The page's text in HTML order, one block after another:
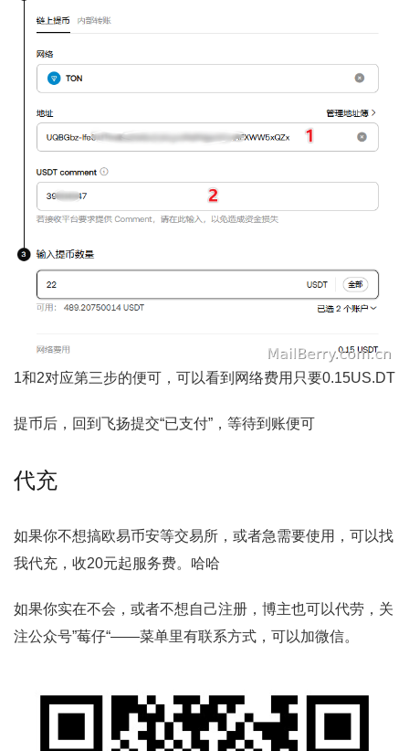
1和2对应第三步的便可，可以看到网络费用只要0.15US.DT
提币后，回到飞扬提交“已支付”，等待到账便可
代充
如果你不想搞欧易币安等交易所，或者急需要使用，可以找
我代充，收20元起服务费。哈哈
如果你实在不会，或者不想自己注册，博主也可以代劳，关
注公众号”莓仔“——菜单里有联系方式，可以加微信。